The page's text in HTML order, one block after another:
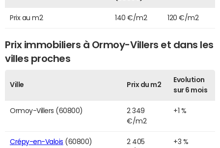
Prix au m2 140 €/m2 120 €/m2
Prix immobiliers à Ormoy-Villers et dans les
villes proches
Ville Prix du m2
Evolution
sur 6 mois
Ormoy-Villers (60800)
2 349
€/m2
+1 %
Crépy-en-Valois (60800)
2 405
+3 %